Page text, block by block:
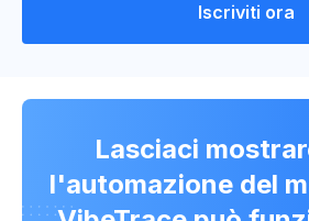
Iscriviti ora
Lasciaci
l'automazione del